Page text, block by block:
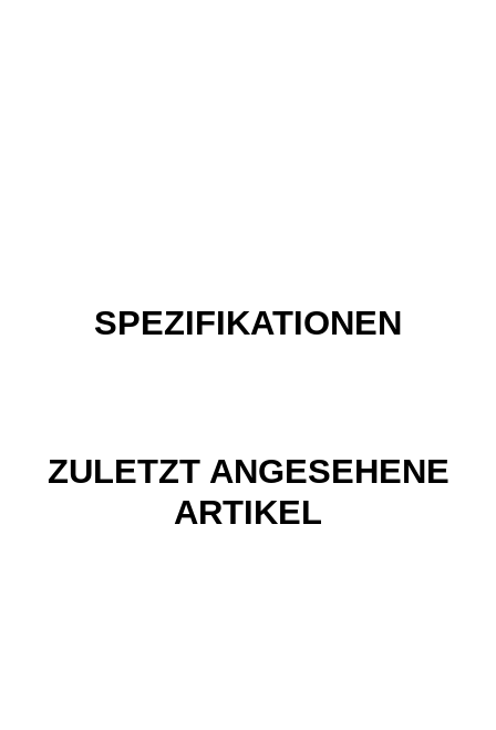
SPEZIFIKATIONEN
ZULETZT ANGESEHENE
ARTIKEL